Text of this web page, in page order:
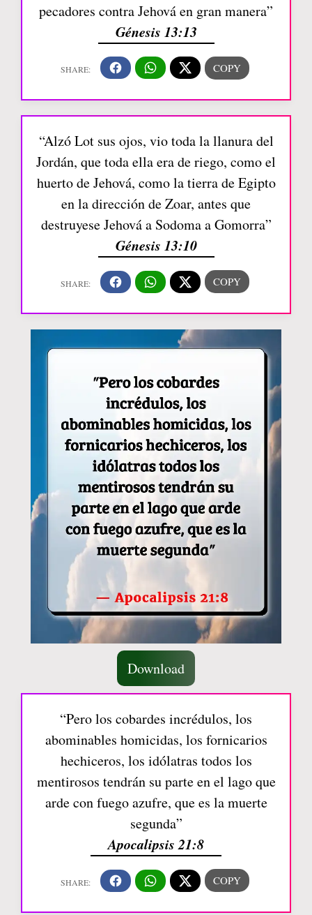
pecadores contra Jehová en gran manera”
Génesis 13:13
“Alzó Lot sus ojos, vio toda la llanura del
Jordán, que toda ella era de riego, como el
huerto de Jehová, como la tierra de Egipto
en la dirección de Zoar, antes que
destruyese Jehová a Sodoma a Gomorra”
Génesis 13:10
Download
“Pero los cobardes incrédulos, los
abominables homicidas, los fornicarios
hechiceros, los idólatras todos los
mentirosos tendrán su parte en el lago que
arde con fuego azufre, que es la muerte
segunda”
Apocalipsis 21:8